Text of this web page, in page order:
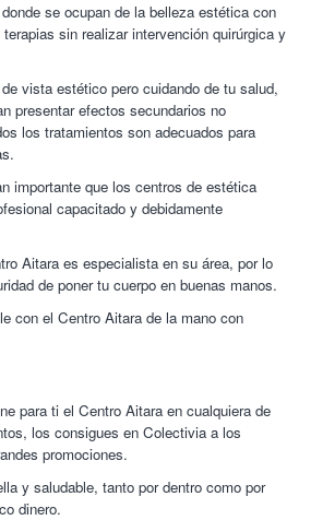
se ocupan de la belleza estética con
sin realizar intervención quirúrgica y
vista estético pero cuidando de tu salud,
presentar efectos secundarios no
los tratamientos son adecuados para
importante que los centros de estética
capacitado y debidamente
Aitara es especialista en su área, por lo
de poner tu cuerpo en buenas manos.
con el Centro Aitara de la mano con
para ti el Centro Aitara en cualquiera de
los consigues en Colectivia a los
promociones.
y saludable, tanto por dentro como por
dinero.